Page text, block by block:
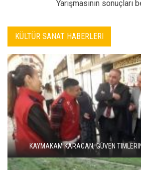
Yarışmasının sonuçları
KÜLTÜR SANAT HABERLERI
KAYMAKAM KARACAN, GÜVEN